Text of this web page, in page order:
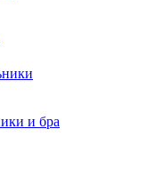
и бра